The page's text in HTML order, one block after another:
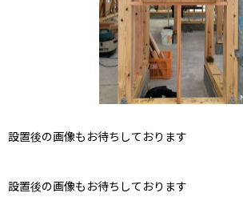
設置後の画像もお待ちしております
設置後の画像もお待ちしております